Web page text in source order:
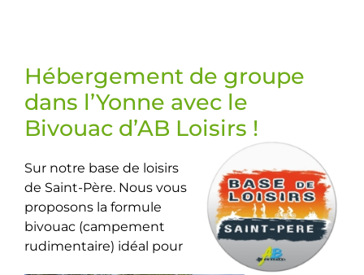
Hébergement de groupe
dans l’Yonne avec le
Bivouac d’AB Loisirs !
Sur notre base de loisirs
de Saint-Père. Nous vous
proposons la formule
bivouac (campement
rudimentaire) idéal pour